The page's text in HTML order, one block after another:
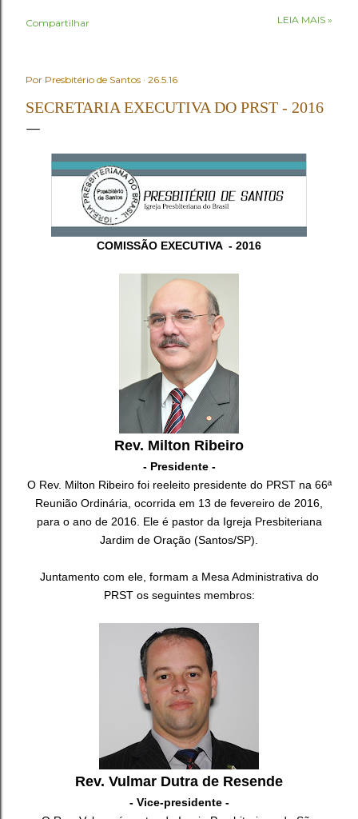
Aguiar, nº 612, Centro, São Vicente/SP, como segue: •
Ato de Verificação de Poderes , os Presbíteros
representantes das igrejas tomarão assento mediante a
igreja representada (CI/IPB, art. 68) . Os Pastores
tomaram assento mediante a verificação de presença,
devendo apresentar à Mesa a Carteira de Ministro e o
Relatório Ministerial Anual ...
Compartilhar LEIA MAIS »
Por Presbitério de Santos 26.5.16
SECRETARIA EXECUTIVA DO PRST - 2016
COMISSÃO EXECUTIVA - 2016
Rev. Milton Ribeiro
- Presidente -
O Rev. Milton Ribeiro foi reeleito presidente do PRST na 66ª
Reunião Ordinária, ocorrida em 13 de fevereiro de 2016,
para o ano de 2016. Ele é pastor da Igreja Presbiteriana
Jardim de Oração (Santos/SP).
Juntamento com ele, formam a Mesa Administrativa do
PRST os seguintes membros:
Rev. Vulmar Dutra de Resende
- Vice-presidente -